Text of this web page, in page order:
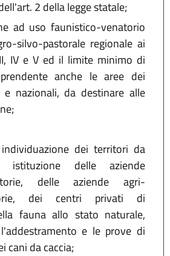
2 della legge statale;
ad uso faunistico-venatorio
silvo-pastorale regionale ai
IV e V ed il limite minimo di
anche le aree dei
e nazionali, da destinare alle
dei territori da
istituzione delle aziende
delle aziende agri-
dei centri privati di
fauna allo stato naturale,
e le prove di
cani da caccia;